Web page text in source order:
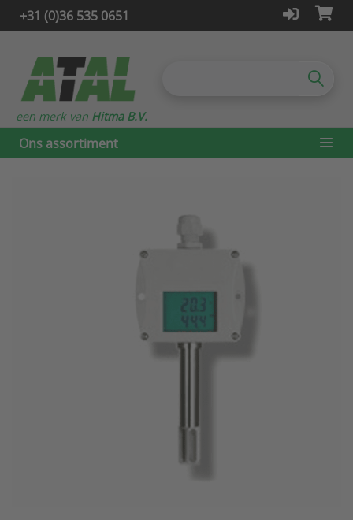
+31 (0)36 535 0651
Ons assortiment
een merk van Hitma B.V.